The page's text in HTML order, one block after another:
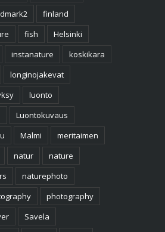
finland
fish
Helsinki
instanature
koskikara
longinojakevat
luonto
Luontokuvaus
Malmi
meritaimen
natur
nature
naturephoto
photography
Savela